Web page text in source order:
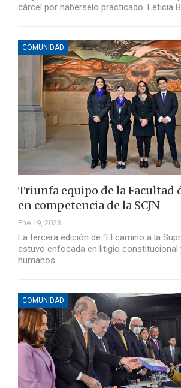
cárcel por habérselo practicado: Leticia
COMUNIDAD
Triunfa equipo de la Facultad
en competencia de la SCJN
Ene 19, 2023
La tercera edición de “El camino a la
estuvo enfocada en litigio constitucional
humanos
COMUNIDAD